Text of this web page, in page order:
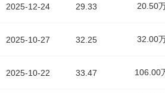
2025-12-24
2025-10-27
2025-10-22
29.33 20.50
32.25 32.00
33.47 106.00